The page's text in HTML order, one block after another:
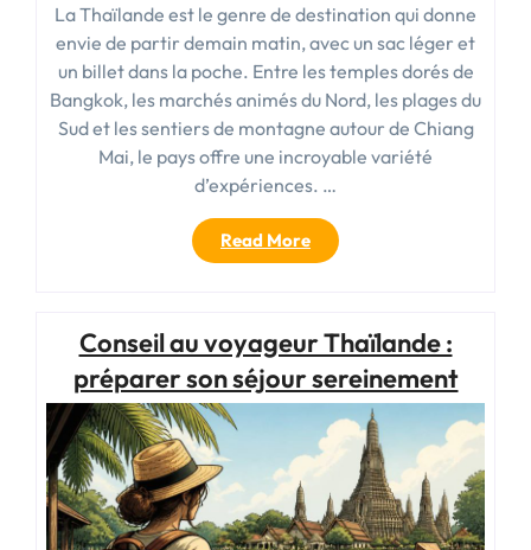
La Thaïlande est le genre de destination qui donne
envie de partir demain matin, avec un sac léger et
un billet dans la poche. Entre les temples dorés de
Bangkok, les marchés animés du Nord, les plages du
Sud et les sentiers de montagne autour de Chiang
Mai, le pays offre une incroyable variété
d’expériences. …
Read More« Conseil
aux
:
informations
pratiques
avant
votre
départ »
Conseil au voyageur Thaïlande :
préparer son séjour sereinement